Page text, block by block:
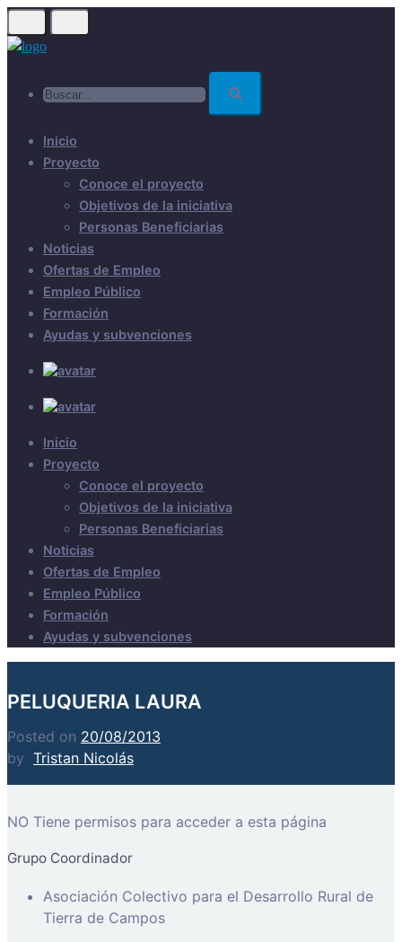
Skip
to
Inicio
Proyecto
Conoce el proyecto
Objetivos de la iniciativa
Personas Beneficiarias
Noticias
Ofertas de Empleo
Empleo Público
Formación
Ayudas y subvenciones
Inicio
Proyecto
Conoce el proyecto
Objetivos de la iniciativa
Personas Beneficiarias
Noticias
Ofertas de Empleo
Empleo Público
Formación
Ayudas y subvenciones
PELUQUERIA LAURA
Posted on 20/08/2013
by Tristan Nicolás
NO Tiene permisos para acceder a esta página
Grupo Coordinador
Asociación Colectivo para el Desarrollo Rural de
Tierra de Campos